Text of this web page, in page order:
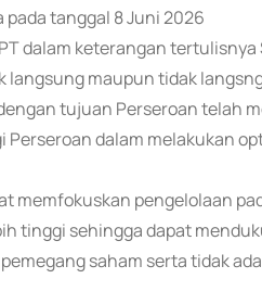
tanggal 8 Juni 2026
dalam keterangan
langsung maupun tidak
tujuan Perseroan telah
Perseroan dalam melakukan
memfokuskan pengelolaan
tinggi sehingga dapat
saham serta tidak